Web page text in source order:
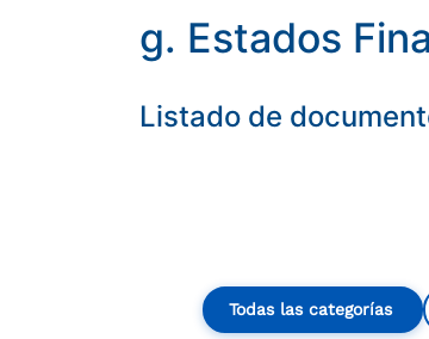
g. Estados
Listado de
Todas las categorías